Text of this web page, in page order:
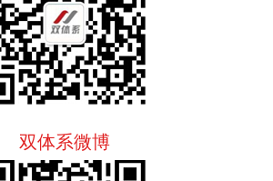
双体系微博